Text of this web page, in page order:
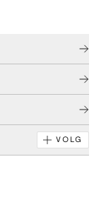
VOLG